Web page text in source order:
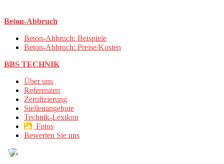
Beton-Abbruch
Beton-Abbruch: Beispiele
Beton-Abbruch: Preise/Kosten
BBS TECHNIK
Über uns
Referenzen
Zertifizierung
Stellenangebote
Technik-Lexikon
Fotos
Bewerten Sie uns